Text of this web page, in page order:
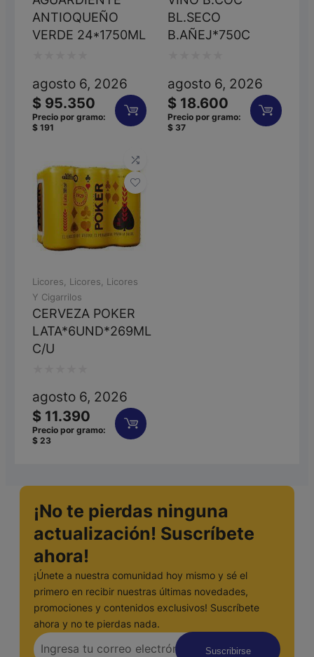
ANTIOQUEÑO
VERDE 24*1750ML
con
0
de
agosto 6, 2026
$ 95.350
Precio por gramo:
$ 191
BL.SECO
B.AÑEJ*750C
con
0
de
agosto 6, 2026
$ 18.600
Precio por gramo:
$ 37
Licores Licores
Licores
Y Cigarrilos
CERVEZA POKER
LATA*6UND*269ML
C/U
con
0
de
agosto 6, 2026
$ 11.390
Precio por gramo:
$ 23
¡No te pierdas ninguna
actualización! Suscríbete
ahora!
¡Únete a nuestra comunidad hoy mismo y sé el
primero en recibir nuestras últimas novedades,
promociones y contenidos exclusivos! Suscríbete
ahora y no te pierdas nada.
Suscribirse